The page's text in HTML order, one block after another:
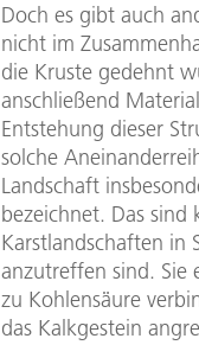
Doch es gibt auch
nicht im
die Kruste gedehnt
anschließend
Entstehung dieser
solche
Landschaft
bezeichnet. Das sind
Karstlandschaften in
anzutreffen sind. Sie
zu Kohlensäure
das Kalkgestein